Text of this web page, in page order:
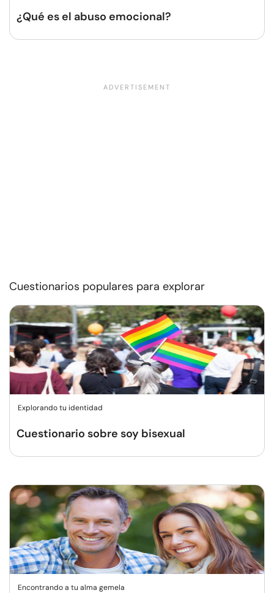
¿Qué es el abuso emocional?
Cuestionarios populares para explorar
Explorando tu identidad
Cuestionario sobre soy bisexual
Encontrando a tu alma gemela